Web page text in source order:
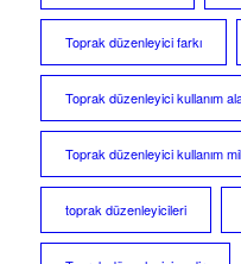
Toprak düzenleyici farkı
Toprak düzenleyici kullanım
Toprak düzenleyici kullanım
toprak düzenleyicileri